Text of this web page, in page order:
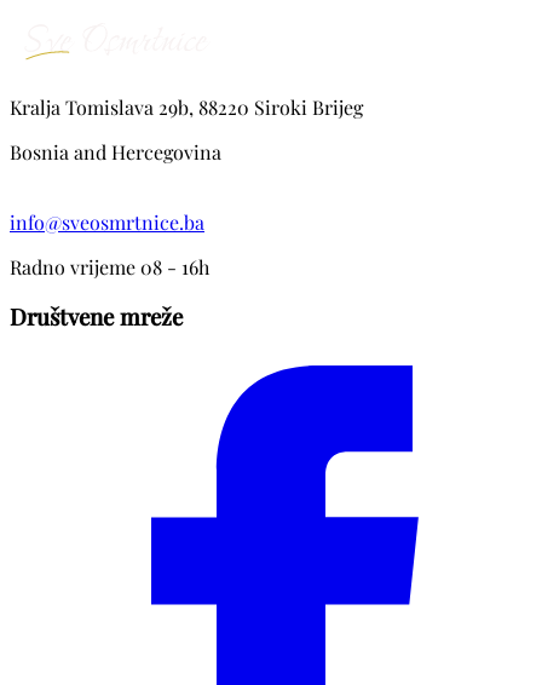
Kralja Tomislava 29b, 88220 Siroki Brijeg
Bosnia and Hercegovina
info@sveosmrtnice.ba
Radno vrijeme 08 - 16h
Društvene mreže